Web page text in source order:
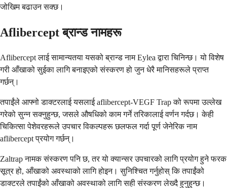
जोखिम बढाउन सक्छ।
Aflibercept ब्रान्ड नामहरू
Aflibercept लाई सामान्यतया यसको ब्रान्ड नाम Eylea द्वारा चिनिन्छ। यो विशेष
गरी आँखाको सुईका लागि बनाइएको संस्करण हो जुन धेरै मानिसहरूले प्राप्त
गर्छन्।
तपाईंले आफ्नो डाक्टरलाई यसलाई aflibercept-VEGF Trap को रूपमा उल्लेख
गरेको सुन्न सक्नुहुन्छ, जसले औषधिको काम गर्ने तरिकालाई वर्णन गर्दछ। केही
चिकित्सा पेशेवरहरूले उपचार विकल्पहरू छलफल गर्दा पूर्ण जेनेरिक नाम
aflibercept प्रयोग गर्छन्।
Zaltrap नामक संस्करण पनि छ, तर यो क्यान्सर उपचारको लागि प्रयोग हुने फरक
सूत्र हो, आँखाको अवस्थाको लागि होइन। सुनिश्चित गर्नुहोस् कि तपाईंको
डाक्टरले तपाईंको आँखाको अवस्थाको लागि सही संस्करण लेख्दै हुनुहुन्छ।